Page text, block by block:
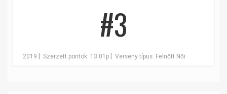
#3
2019 Szerzett pontok: 13.01p Verseny típus: Felnőtt Női